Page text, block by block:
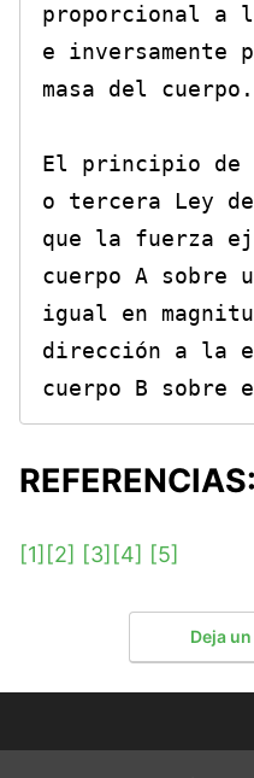
proporcional a
e inversamente
masa del cuerpo.
El principio de
o tercera Ley
que la fuerza
cuerpo A sobre
igual en
dirección a la
cuerpo B sobre
REFERENCIAS:
[1] [2] [3] [4] [5]
Deja